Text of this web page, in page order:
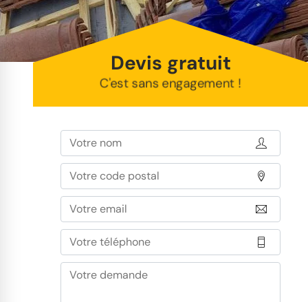
Devis gratuit
C'est sans engagement !